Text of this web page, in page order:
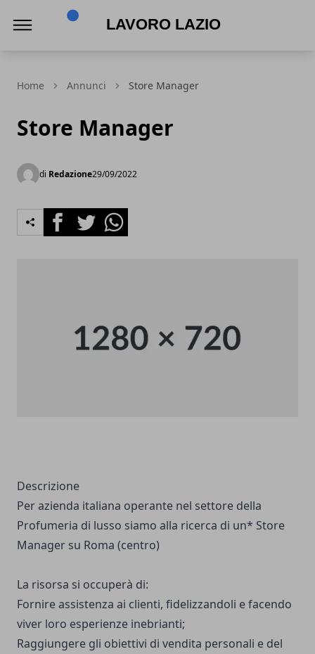
Home Annunci Store Manager
Store Manager
di Redazione29/09/2022
FacebookTwitterWhatsapp
Descrizione
Per azienda italiana operante nel settore della
Profumeria di lusso siamo alla ricerca di un* Store
Manager su Roma (centro)
La risorsa si occuperà di:
Fornire assistenza ai clienti, fidelizzandoli e facendo
viver loro esperienze inebrianti;
Raggiungere gli obiettivi di vendita personali e del